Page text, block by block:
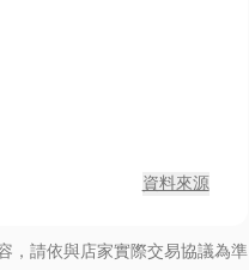
資料來源
，請依與店家實際交易協議為準